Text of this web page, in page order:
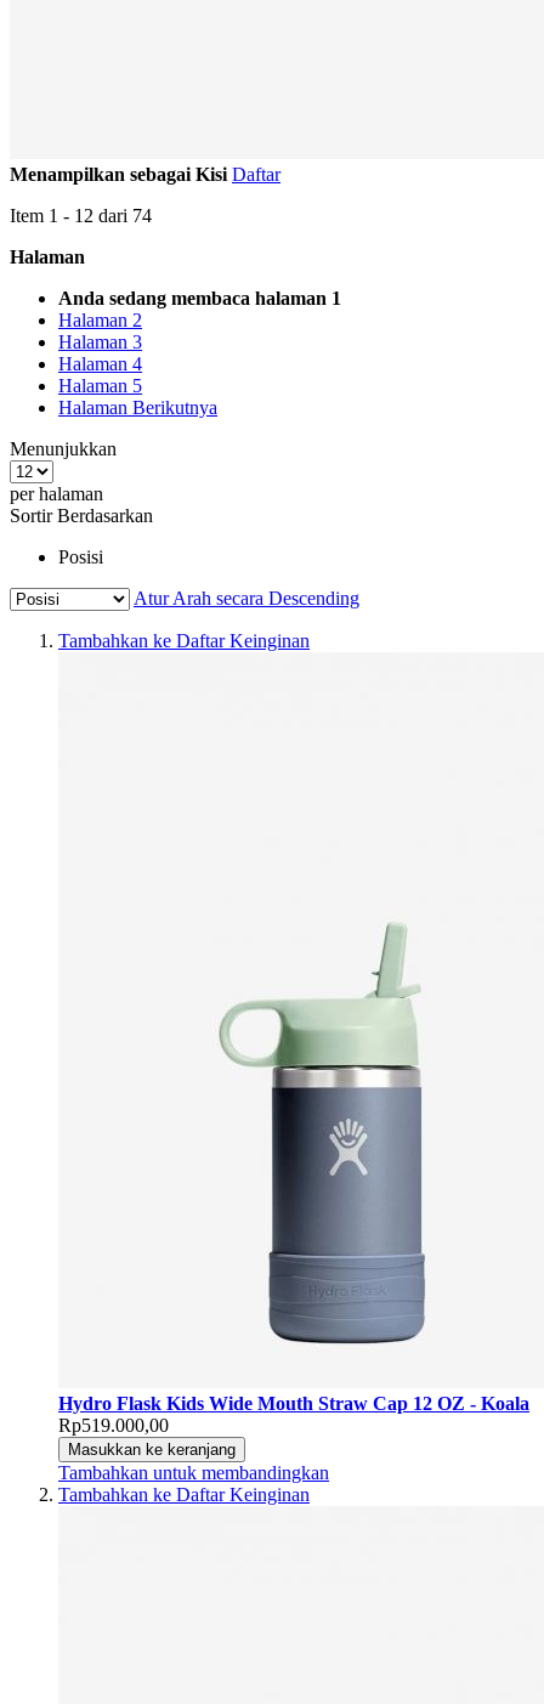
Menampilkan sebagai Kisi Daftar
Item 1 - 12 dari 74
Halaman
Anda sedang membaca halaman 1
Halaman 2
Halaman 3
Halaman 4
Halaman 5
Halaman Berikutnya
Menunjukkan
per halaman
Sortir Berdasarkan
Posisi
Atur Arah secara Descending
Tambahkan ke Daftar Keinginan
Hydro Flask Kids Wide Mouth Straw Cap 12 OZ - Koala
Rp519.000,00
Masukkan ke keranjang
Tambahkan untuk membandingkan
Tambahkan ke Daftar Keinginan